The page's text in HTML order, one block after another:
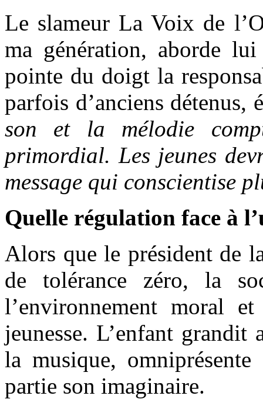
Le slameur La Voix de
ma génération, aborde
pointe du doigt la
parfois d’anciens détenus,
son et la mélodie
primordial. Les jeunes
message qui conscientise
Quelle régulation face à
Alors que le président de
de tolérance zéro, la
l’environnement moral
jeunesse. L’enfant
la musique,
partie son imaginaire.